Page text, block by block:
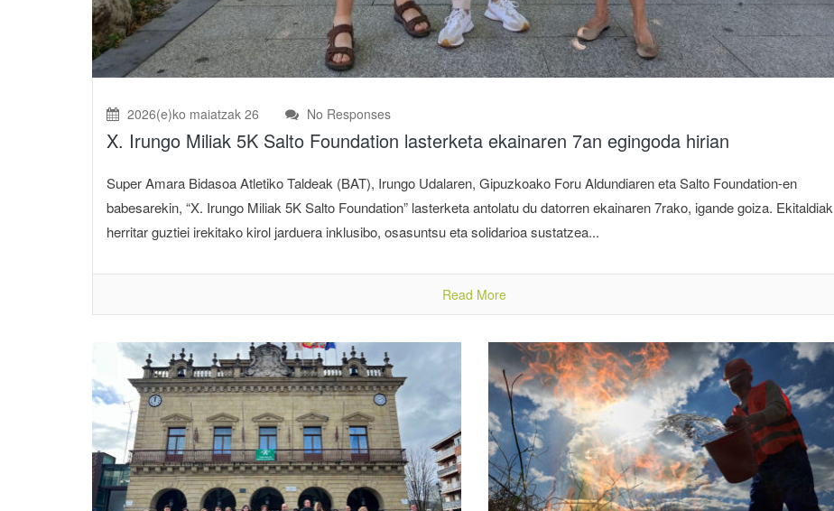
2026(e)ko maiatzak 26 No Responses
X. Irungo Miliak 5K Salto Foundation lasterketa ekainaren 7an egingoda hirian
Super Amara Bidasoa Atletiko Taldeak (BAT), Irungo Udalaren, Gipuzkoako Foru Aldundiaren eta Salto Foundation-en
babesarekin, “X. Irungo Miliak 5K Salto Foundation” lasterketa antolatu du datorren ekainaren 7rako, igande goiza. Ekitaldiak
herritar guztiei irekitako kirol jarduera inklusibo, osasuntsu eta solidarioa sustatzea...
Read More